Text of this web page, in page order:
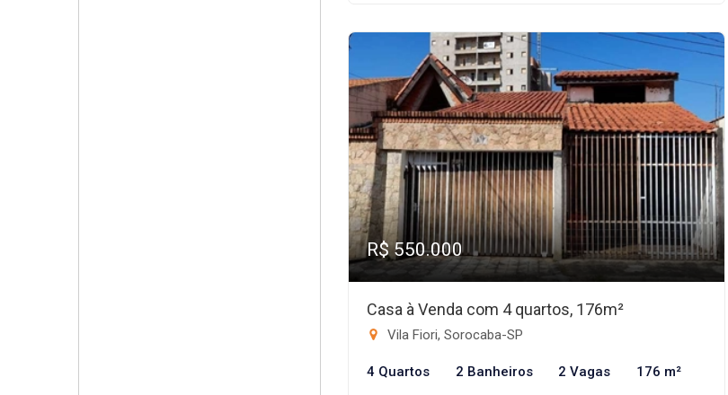
R$ 550.000
Casa à Venda com 4 quartos, 176m²
Vila Fiori, Sorocaba-SP
4 Quartos 2 Banheiros 2 Vagas 176 m²